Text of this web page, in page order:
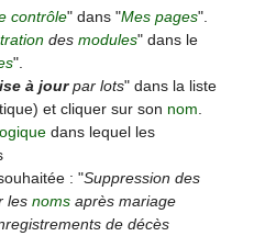
contrôle" dans "Mes pages".
des modules" dans le
".
à jourpar lots" dans la liste
et cliquer sur son nom
dans lequel les
: "Suppression des
les nomsaprès mariage
de décès